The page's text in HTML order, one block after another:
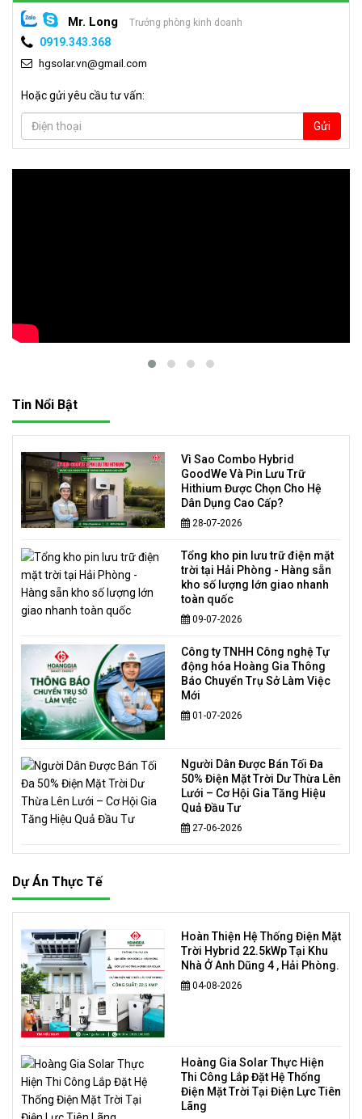
Mr. Long Trưởng phòng kinh doanh
0919.343.368
hgsolar.vn@gmail.com
Hoặc gửi yêu cầu tư vấn:
Gửi
Tin Nổi Bật
Vì Sao Combo Hybrid
GoodWe Và Pin Lưu Trữ
Hithium Được Chọn Cho Hệ
Dân Dụng Cao Cấp?
28-07-2026
Tổng kho pin lưu trữ điện mặt
trời tại Hải Phòng - Hàng sẵn
kho số lượng lớn giao nhanh
toàn quốc
09-07-2026
Công ty TNHH Công nghệ Tự
động hóa Hoàng Gia Thông
Báo Chuyển Trụ Sở Làm Việc
Mới
01-07-2026
Người Dân Được Bán Tối Đa
50% Điện Mặt Trời Dư Thừa Lên
Lưới – Cơ Hội Gia Tăng Hiệu
Quả Đầu Tư
27-06-2026
Dự Án Thực Tế
Hoàn Thiện Hệ Thống Điện Mặt
Trời Hybrid 22.5kWp Tại Khu
Nhà Ở Anh Dũng 4 , Hải Phòng.
04-08-2026
Hoàng Gia Solar Thực Hiện
Thi Công Lắp Đặt Hệ Thống
Điện Mặt Trời Tại Điện Lực Tiên
Lãng